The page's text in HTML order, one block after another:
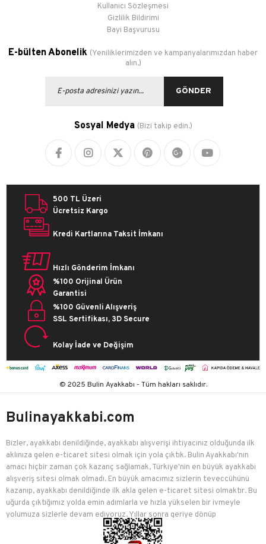
Kullanıcı Sözleşmesi
Gizlilik Bildirimi
Bayi Başvurusu
E-bülten Abonelik (Yeniliklerimizden ve kampanyalarımızdan haber
alın.)
GÖNDER
Sosyal Medya (Bizi takip edin.)
500 TL Üzeri
Ücretsiz Kargo
Kredi Kartlarına Taksit İmkanı
Hızlı Gönderim İmkanı
%100 Orijinal Ürün
Garantisi
%100 Güvenli Alışveriş
SSL Sertifikası, 3D Secure
Kolay İade ve Değişim
© 2025 Bulin Ayakkabı - Tüm hakları saklıdır.
Bulinayakkabi.com
Bizler, ayakkabı denildiğinde, ayakkabı alışverişi ihtiyacınız olduğunda ilk
aklınıza gelen e-ticaret sitesi olmak için yola çıktık. Bulin Ayakkabı'nın
amacı hiçbir zaman çok kazanç sağlamak, Türkiye'nin en büyük ayakkabı
alışveriş sitesi olmak olmadı. En büyük amacımız sizlerin teveccühünü
kazanıp, ayakkabı denildiğinde ilk akla gelen e-ticaret sitesi olmaktır. Bu
uğurda çıktığımız yolda emin adımlarla ve hızla yükselen bir ivmeyle
yolumuza sizlerle devam ediyoruz. Yıllar sonra geriye dönüp
baktığımızda birçok mutlu müşteriyi edindiğimiz için çok mutluyuz.